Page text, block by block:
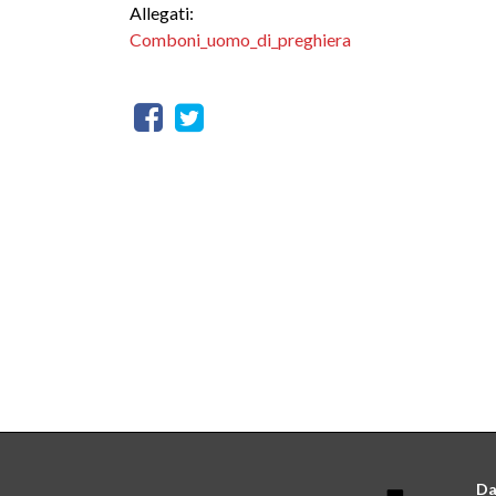
Allegati:
Comboni_uomo_di_preghiera